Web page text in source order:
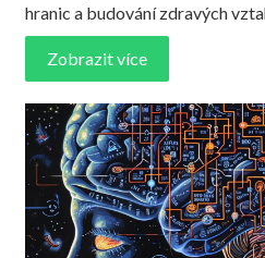
hranic a budování zdravých
faktorů na cestě k nezávislosti.
praktickými radami,
odborníků, vás tento článek
osamostatnění.
Zobrazit více